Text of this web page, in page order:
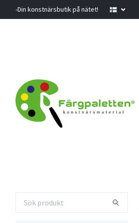
-Din konstnärsbutik på nätet!